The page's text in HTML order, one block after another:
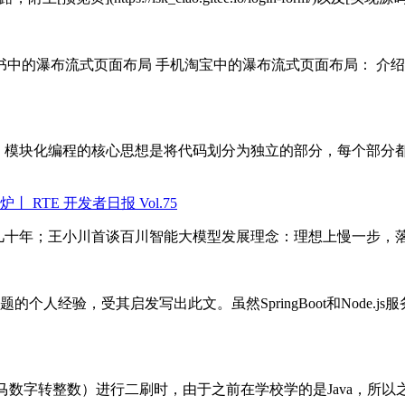
的瀑布流式页面布局 手机淘宝中的瀑布流式页面布局： 介
块化编程的核心思想是将代码划分为独立的部分，每个部
丨 RTE 开发者日报 Vol.75
年；王小川首谈百川智能大模型发展理念：理想上慢一步，
个人经验，受其启发写出此文。虽然SpringBoot和Node.js
字转整数）进行二刷时，由于之前在学校学的是Java，所